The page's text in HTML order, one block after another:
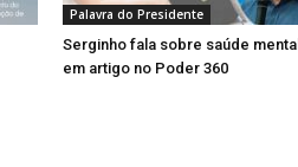
Palavra do Presidente
Serginho fala sobre saúde mental
em artigo no Poder 360